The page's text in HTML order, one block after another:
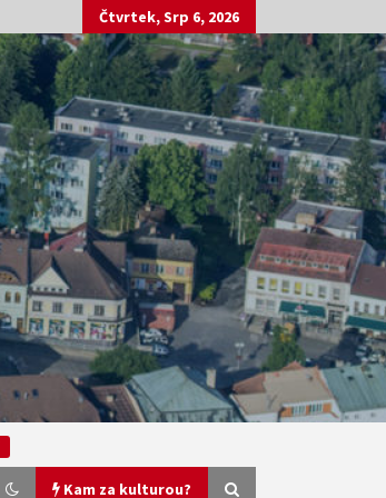
Čtvrtek, Srp 6, 2026
Kam za kulturou?